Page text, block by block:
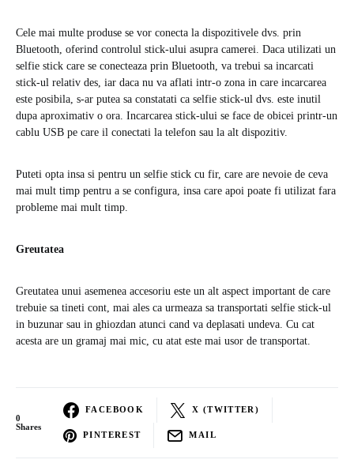
Cele mai multe produse se vor conecta la dispozitivele dvs. prin
Bluetooth, oferind controlul stick-ului asupra camerei. Daca utilizati un
selfie stick care se conecteaza prin Bluetooth, va trebui sa incarcati
stick-ul relativ des, iar daca nu va aflati intr-o zona in care incarcarea
este posibila, s-ar putea sa constatati ca selfie stick-ul dvs. este inutil
dupa aproximativ o ora. Incarcarea stick-ului se face de obicei printr-un
cablu USB pe care il conectati la telefon sau la alt dispozitiv.
Puteti opta insa si pentru un selfie stick cu fir, care are nevoie de ceva
mai mult timp pentru a se configura, insa care apoi poate fi utilizat fara
probleme mai mult timp.
Greutatea
Greutatea unui asemenea accesoriu este un alt aspect important de care
trebuie sa tineti cont, mai ales ca urmeaza sa transportati selfie stick-ul
in buzunar sau in ghiozdan atunci cand va deplasati undeva. Cu cat
acesta are un gramaj mai mic, cu atat este mai usor de transportat.
0
Shares
FACEBOOK X (TWITTER)
PINTEREST MAIL